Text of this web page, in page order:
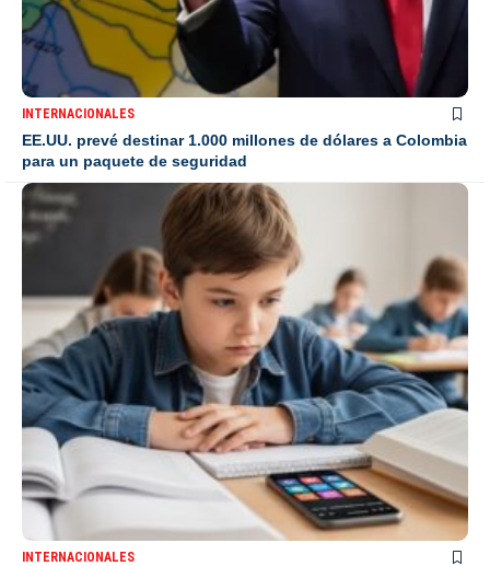
INTERNACIONALES
EE.UU. prevé destinar 1.000 millones de dólares a Colombia
para un paquete de seguridad
INTERNACIONALES